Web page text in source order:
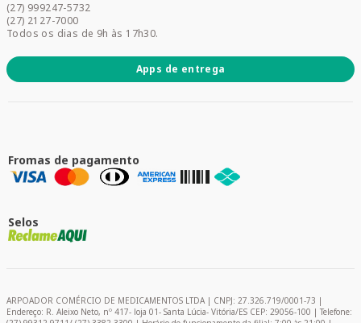
Promoções
(27) 999247-5732
(27) 2127-7000
Todos os dias de 9h às 17h30.
Apps de entrega
Fromas de pagamento
Selos
ARPOADOR COMÉRCIO DE MEDICAMENTOS LTDA | CNPJ: 27.326.719/0001-73 |
Endereço: R. Aleixo Neto, nº 417- loja 01- Santa Lúcia- Vitória/ES CEP: 29056-100 | Telefone: